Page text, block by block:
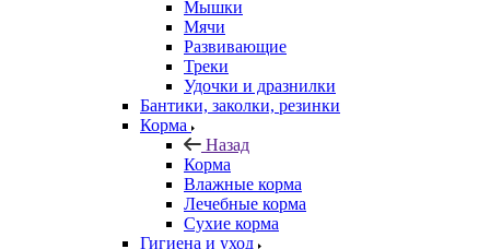
Мышки
Мячи
Развивающие
Треки
Удочки и дразнилки
Бантики, заколки, резинки
Корма
Назад
Корма
Влажные корма
Лечебные корма
Сухие корма
Гигиена и уход